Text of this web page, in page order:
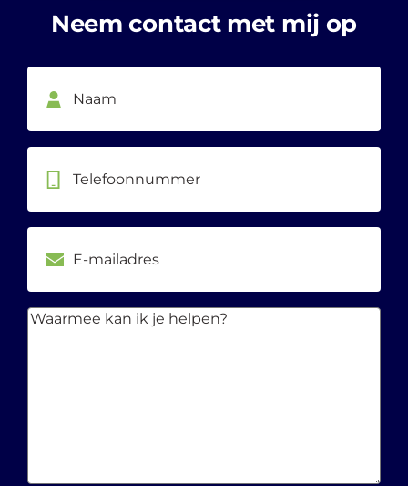
Neem contact met mij op
mailadres
Waarmee